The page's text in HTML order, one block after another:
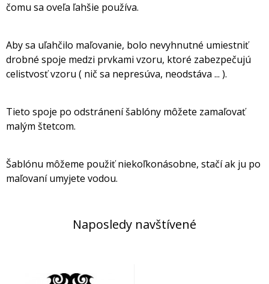
čomu sa oveľa ľahšie používa.
Aby sa uľahčilo maľovanie, bolo nevyhnutné umiestniť
drobné spoje medzi prvkami vzoru, ktoré zabezpečujú
celistvosť vzoru ( nič sa nepresúva, neodstáva ... ).
Tieto spoje po odstránení šablóny môžete zamaľovať
malým štetcom.
Šablónu môžeme použiť niekoľkonásobne, stačí ak ju po
maľovaní umyjete vodou.
Naposledy navštívené